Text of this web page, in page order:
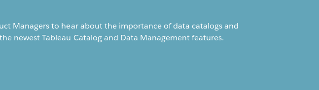
Managers to hear about the importance of data catalogs and
newest Tableau Catalog and Data Management features.